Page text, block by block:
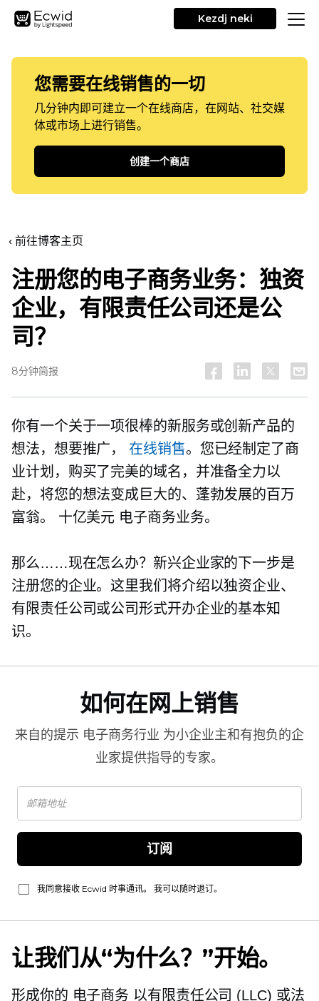
Kezdj neki
您需要在线销售的一切
几分钟内即可建立一个在线商店，在网站、社交媒
体或市场上进行销售。
创建一个商店
‹ 前往博客主页
注册您的电子商务业务：独资
企业，有限责任公司还是公
司？
8分钟简报
你有一个关于一项很棒的新服务或创新产品的
想法，想要推广， 在线销售。您已经制定了商
业计划，购买了完美的域名，并准备全力以
赴，将您的想法变成巨大的、蓬勃发展的百万
富翁。 十亿美元 电子商务业务。
那么……现在怎么办？新兴企业家的下一步是
注册您的企业。这里我们将介绍以独资企业、
有限责任公司或公司形式开办企业的基本知
识。
如何在网上销售
来自的提示 电子商务行业 为小企业主和有抱负的企
业家提供指导的专家。
订阅
我同意接收 Ecwid 时事通讯。 我可以随时退订。
让我们从“为什么？”开始。
形成你的 电子商务 以有限责任公司 (LLC) 或法